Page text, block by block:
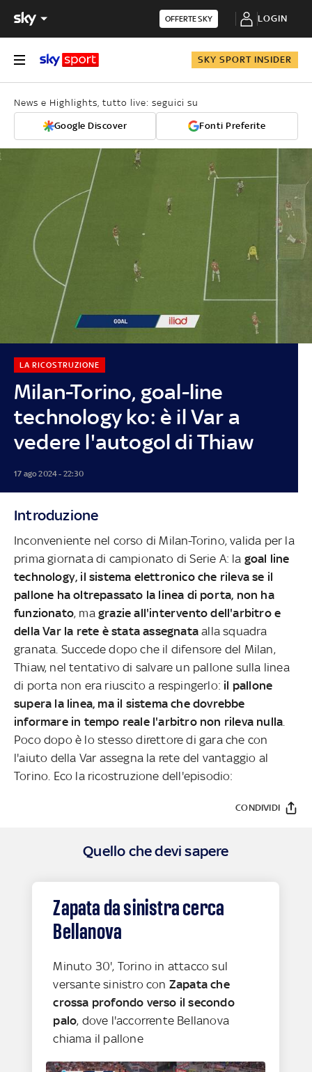
OFFERTE SKY LOGIN
SKY SPORT INSIDER
News e Highlights, tutto live: seguici su
Google Discover Fonti Preferite
Milan-Torino, goal-line
technology ko: è il Var a
vedere l'autogol di Thiaw
LA RICOSTRUZIONE
17 ago 2024 - 22:30
Introduzione
Inconveniente nel corso di Milan-Torino, valida per la
prima giornata di campionato di Serie A: la goal line
technology, il sistema elettronico che rileva se il
pallone ha oltrepassato la linea di porta, non ha
funzionato, ma grazie all'intervento dell'arbitro e
della Var la rete è stata assegnata alla squadra
granata. Succede dopo che il difensore del Milan,
Thiaw, nel tentativo di salvare un pallone sulla linea
di porta non era riuscito a respingerlo: il pallone
supera la linea, ma il sistema che dovrebbe
informare in tempo reale l'arbitro non rileva nulla
Poco dopo è lo stesso direttore di gara che con
l'aiuto della Var assegna la rete del vantaggio al
Torino. Eco la ricostruzione dell'episodio:
CONDIVIDI
Quello che devi sapere
Zapata da sinistra cerca
Bellanova
Minuto 30', Torino in attacco sul
versante sinistro con Zapata che
crossa profondo verso il secondo
palo, dove l'accorrente Bellanova
chiama il pallone